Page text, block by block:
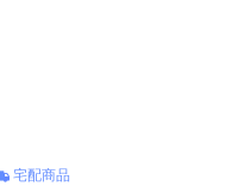
宅配商品